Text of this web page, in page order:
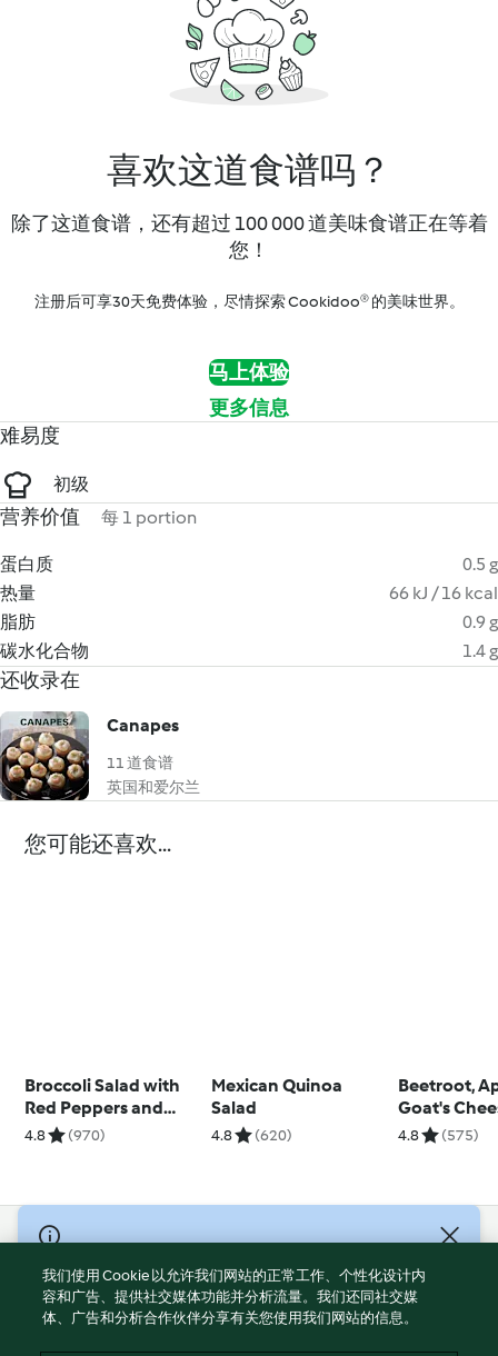
喜欢这道食谱吗？
除了这道食谱，还有超过 100 000 道美味食谱正在等着
您！
注册后可享30天免费体验，尽情探索 Cookidoo® 的美味世界。
马上体验
更多信息
难易度
初级
营养价值 每 1 portion
蛋白质
0.5 g
热量
66 kJ / 16 kcal
脂肪
0.9 g
碳水化合物
1.4 g
还收录在
Canapes
11 道食谱
英国和爱尔兰
您可能还喜欢...
Broccoli Salad with
Red Peppers and
Pine Nuts
4.8 (970)
Mexican Quinoa
Salad
4.8 (620)
Beetroot,
Goat's
Quinoa
4.8 (575)
© Copyright 2021-2023 福维克信息科技(上海)有限公司 版权所有
2026
使用规定
我们使用 Cookie 以允许我们网站的正常工作、个性化设计内
容和广告、提供社交媒体功能并分析流量。我们还同社交媒
体、广告和分析合作伙伴分享有关您使用我们网站的信息。